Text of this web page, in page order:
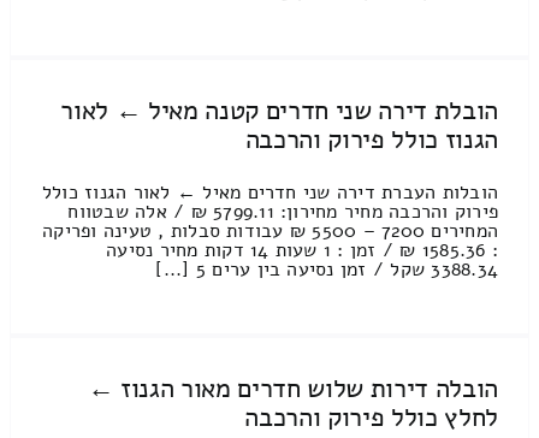
הובלת דירה שני חדרים קטנה מאיל ← לאור
הגנוז כולל פירוק והרכבה
הובלות העברת דירה שני חדרים מאיל ← לאור הגנוז כולל
פירוק והרכבה מחיר מחירון: 5799.11 ₪ / אלה שבטווח
המחירים 7200 – 5500 ₪ עבודות סבלות , טעינה ופריקה
: 1585.36 ₪ / זמן : 1 שעות 14 דקות מחיר נסיעה
3388.34 שקל / זמן נסיעה בין ערים 5 [...]
הובלה דירות שלוש חדרים מאור הגנוז ←
לחלץ כולל פירוק והרכבה